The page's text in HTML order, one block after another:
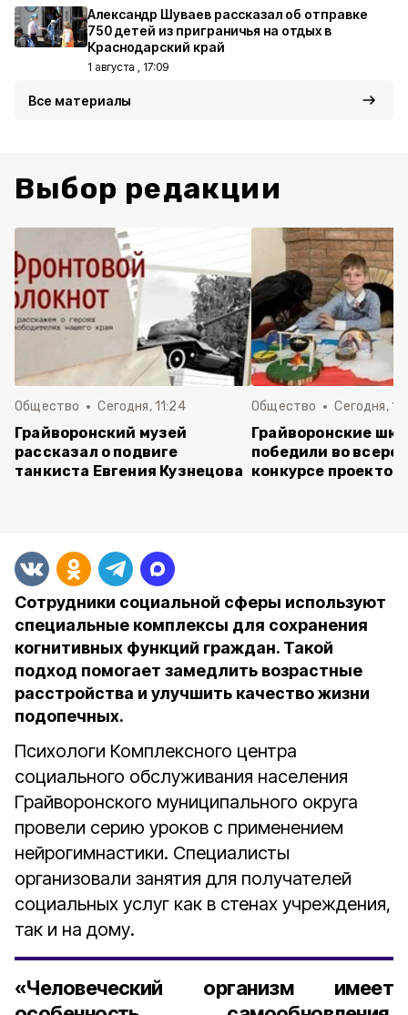
Александр Шуваев рассказал об отправке
750 детей из приграничья на отдых в
Краснодарский край
1 августа , 17:09
Все материалы
Выбор редакции
Общество Сегодня, 11:24
Грайворонский музей
рассказал о подвиге
танкиста Евгения Кузнецова
Общество Сегодня,
Грайворонские
победили во
конкурсе проектов
Сотрудники социальной сферы используют
специальные комплексы для сохранения
когнитивных функций граждан. Такой
подход помогает замедлить возрастные
расстройства и улучшить качество жизни
подопечных.
Психологи Комплексного центра
социального обслуживания населения
Грайворонского муниципального округа
провели серию уроков с применением
нейрогимнастики. Специалисты
организовали занятия для получателей
социальных услуг как в стенах учреждения,
так и на дому.
«Человеческий организм имеет